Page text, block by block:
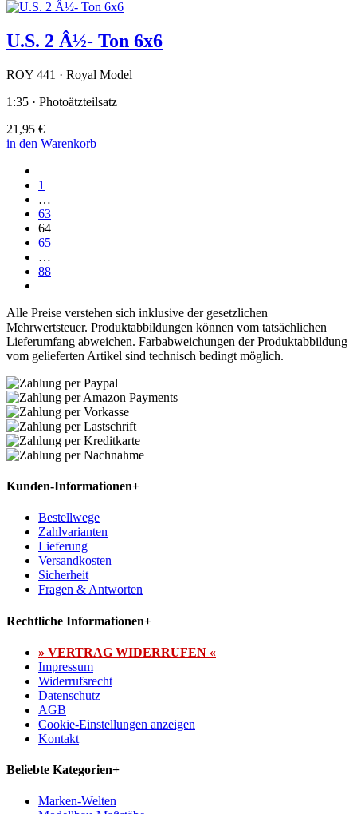
U.S. 2 Â½- Ton 6x6
ROY 441 · Royal Model
1:35 · Photoätzteilsatz
21,95 €
in den Warenkorb
1
…
63
64
65
…
88
Alle Preise verstehen sich inklusive der gesetzlichen
Mehrwertsteuer. Produktabbildungen können vom tatsächlichen
Lieferumfang abweichen. Farbabweichungen der Produktabbildung
vom gelieferten Artikel sind technisch bedingt möglich.
Kunden-Informationen+
Bestellwege
Zahlvarianten
Lieferung
Versandkosten
Sicherheit
Fragen & Antworten
Rechtliche Informationen+
» VERTRAG WIDERRUFEN «
Impressum
Widerrufsrecht
Datenschutz
AGB
Cookie-Einstellungen anzeigen
Kontakt
Beliebte Kategorien+
Marken-Welten